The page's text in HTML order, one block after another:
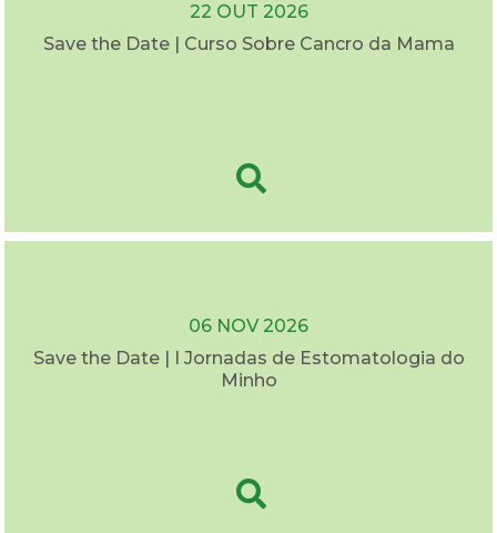
22 OUT 2026
Save the Date | Curso Sobre Cancro da Mama
06 NOV 2026
Save the Date | I Jornadas de Estomatologia do
Minho